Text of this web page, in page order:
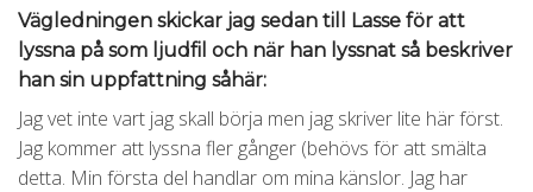
Vägledningen skickar jag sedan till Lasse för att
lyssna på som ljudfil och när han lyssnat så beskriver
han sin uppfattning såhär:
Jag vet inte vart jag skall börja men jag skriver lite här först.
Jag kommer att lyssna fler gånger (behövs för att smälta
detta. Min första del handlar om mina känslor. Jag har